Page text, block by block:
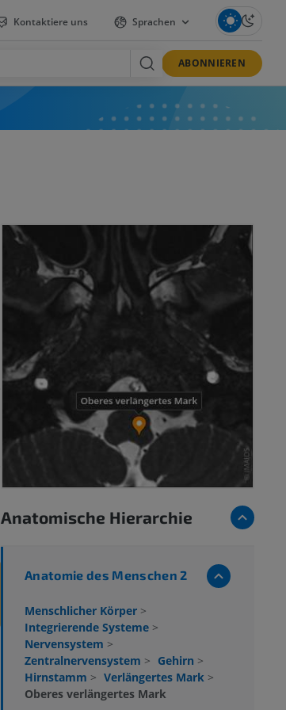
Kontaktiere uns Sprachen
ABONNIEREN
Anatomische Hierarchie
Anatomie des Menschen 2
Menschlicher Körper >
Integrierende Systeme >
Nervensystem >
Zentralnervensystem > Gehirn >
Hirnstamm > Verlängertes Mark >
Oberes verlängertes Mark